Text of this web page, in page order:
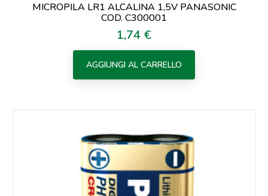
MICROPILA LR1 ALCALINA 1,5V PANASONIC
COD. C300001
Prezzo
1,74 €
AGGIUNGI AL CARRELLO